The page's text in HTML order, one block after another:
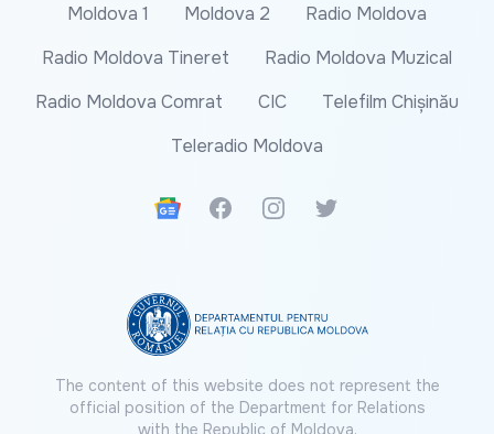
Moldova 1 Moldova 2
Radio Moldova
Radio Moldova Tineret
Radio Moldova Muzical
Radio Moldova Comrat
CIC
Telefilm Chișinău
Teleradio Moldova
Google News
FacebookInstagramTwitter
The content of this website does not represent the
official position of the Department for Relations
with the Republic of Moldova.